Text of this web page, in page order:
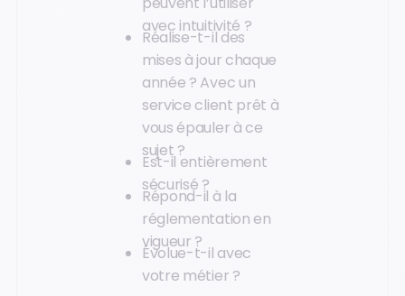
avec intuitivité ?
Réalise-t-il des
mises à jour chaque
année ? Avec un
service client prêt à
vous épauler à ce
sujet ?
Est-il entièrement
sécurisé ?
Répond-il à la
réglementation en
vigueur ?
Évolue-t-il avec
votre métier ?